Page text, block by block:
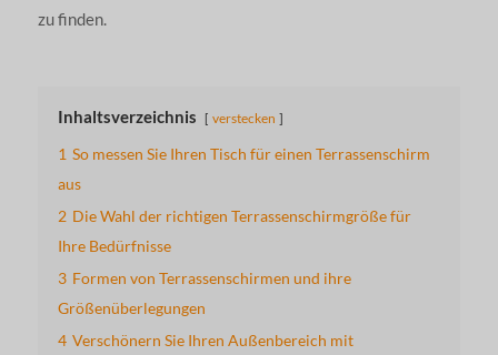
zu finden.
Inhaltsverzeichnis verstecken
1 So messen Sie Ihren Tisch für einen Terrassenschirm
aus
2 Die Wahl der richtigen Terrassenschirmgröße für
Ihre Bedürfnisse
3 Formen von Terrassenschirmen und ihre
Größenüberlegungen
4 Verschönern Sie Ihren Außenbereich mit